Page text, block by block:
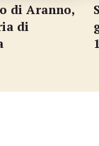
di Aranno,
di